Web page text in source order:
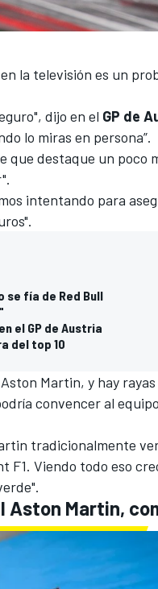
la televisión es un
dijo en el GP de
lo miras en persona”.
que destaque un poco
intentando para
se fía de Red Bull
el GP de Austria
del top 10
Martin, y hay rayas
convencer al
tradicionalmente
Viendo todo eso
Aston Martin,